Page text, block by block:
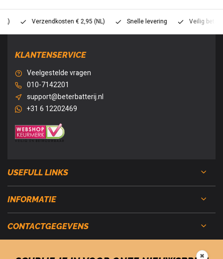
Verzendkosten € 2,95 (NL) Snelle levering Veilig betalen
KLANTENSERVICE
Veelgestelde vragen
010-7142201
support@beterbatterij.nl
+31 6 12202469
USEFULL LINKS
INFORMATIE
CONTACTGEGEVENS
✖